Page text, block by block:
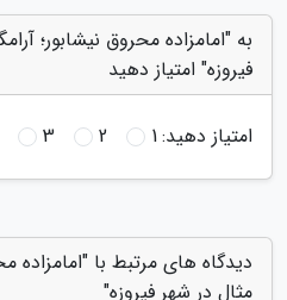
به "امامزاده محروق نیشابور؛
فیروزه" امتیاز دهید
امتیاز دهید:1
2
3
دیدگاه های مرتبط با "امامزاده
مثال در شهر فیروزه"